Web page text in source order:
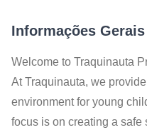
Informações Gerais
Welcome to Traquinauta
At Traquinauta, we
environment for young
focus is on creating a